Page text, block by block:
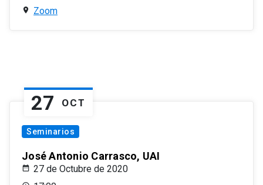
Zoom
27 OCT
Seminarios
José Antonio Carrasco, UAI
27 de Octubre de 2020